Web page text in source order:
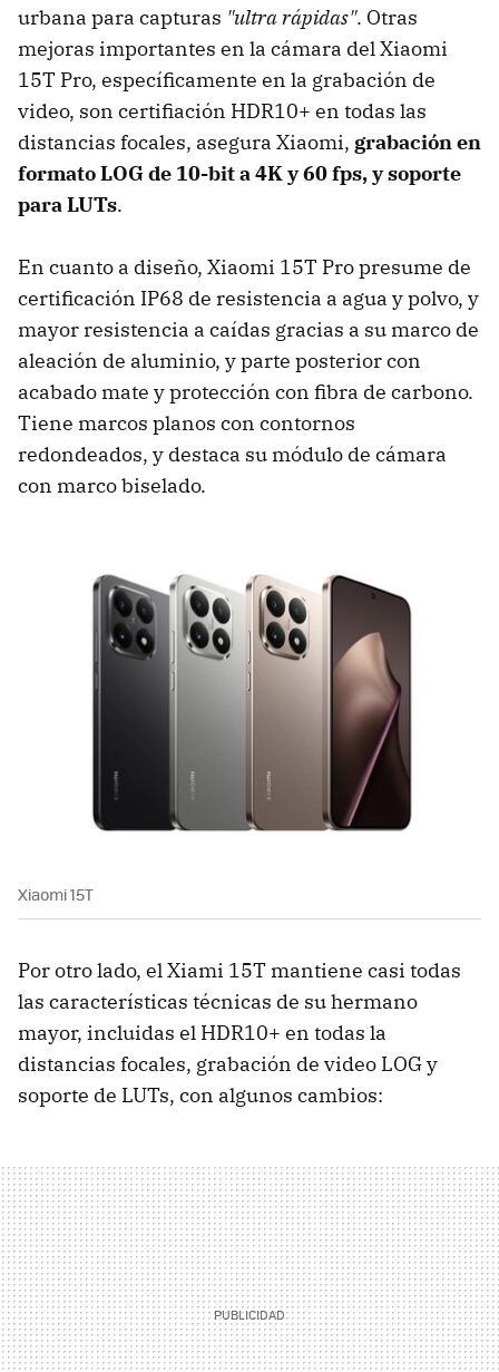
urbana para capturas "ultra rápidas". Otras
mejoras importantes en la cámara del Xiaomi
15T Pro, específicamente en la grabación de
video, son certifiación HDR10+ en todas las
distancias focales, asegura Xiaomi, grabación en
formato LOG de 10-bit a 4K y 60 fps, y soporte
para LUTs.
En cuanto a diseño, Xiaomi 15T Pro presume de
certificación IP68 de resistencia a agua y polvo, y
mayor resistencia a caídas gracias a su marco de
aleación de aluminio, y parte posterior con
acabado mate y protección con fibra de carbono.
Tiene marcos planos con contornos
redondeados, y destaca su módulo de cámara
con marco biselado.
Xiaomi 15T
Por otro lado, el Xiami 15T mantiene casi todas
las características técnicas de su hermano
mayor, incluidas el HDR10+ en todas la
distancias focales, grabación de video LOG y
soporte de LUTs, con algunos cambios: